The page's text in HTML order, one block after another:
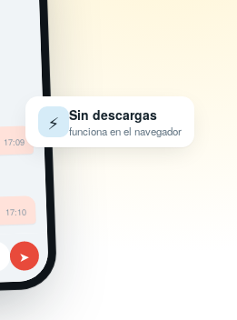
17:09
17:10
➤
⚡ Sin descargas
funciona en el navegador